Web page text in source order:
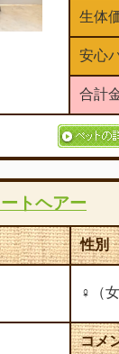
生体
安心
合計
トヘアー
性別
♀（
コメ